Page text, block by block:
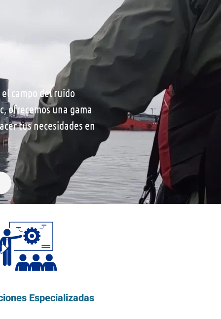
campo del ruido
ofrecemos una gama
tus necesidades en
Especializadas